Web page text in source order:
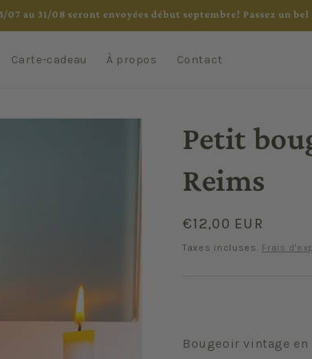
07 au 31/08 seront envoyées début septembre! Passez un bel
Carte-cadeau À propos Contact
Petit
Reims
Prix
habituel
€12,00 EUR
Taxes incluses. Frais
Bougeoir vintage en